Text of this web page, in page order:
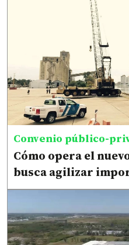
Convenio público-
Cómo opera el
busca agilizar